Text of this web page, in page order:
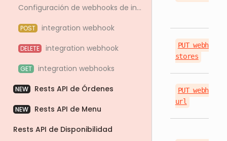
Configuración de webhooks de integración
POST integration webhook
DELETE integration webhook
GET integration webhooks
NEW Rests API de Órdenes
NEW
Rests API de Menu
Rests API de Disponibilidad
PUT
stores
PUT
url